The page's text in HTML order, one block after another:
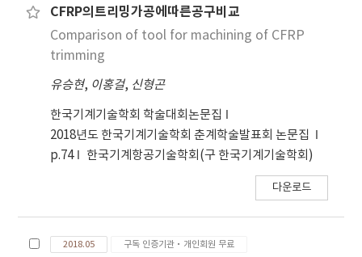
CFRP의트리밍가공에따른공구비교
Comparison of tool for machining of CFRP
trimming
유승현, 이홍걸, 신형곤
한국기계기술학회 학술대회논문집
2018년도 한국기계기술학회 춘계학술발표회 논문집
p.74
한국기계항공기술학회(구 한국기계기술학회)
다운로드
2018.05 구독 인증기관·개인회원 무료